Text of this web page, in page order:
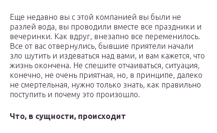
Еще недавно вы с этой компанией вы были не
разлей вода, вы проводили вместе все праздники и
вечеринки. Как вдруг, внезапно все переменилось.
Все от вас отвернулись, бывшие приятели начали
зло шутить и издеваться над вами, и вам кажется, что
жизнь окончена. Не спешите отчаиваться, ситуация,
конечно, не очень приятная, но, в принципе, далеко
не смертельная, нужно только знать, как правильно
поступить и почему это произошло.
Что, в сущности, происходит